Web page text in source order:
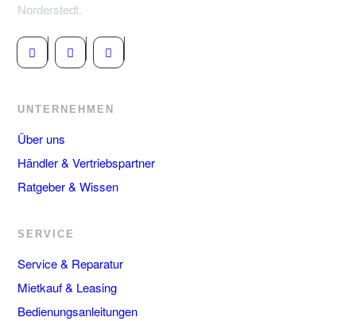
Norderstedt.
UNTERNEHMEN
Über uns
Händler & Vertriebspartner
Ratgeber & Wissen
SERVICE
Service & Reparatur
Mietkauf & Leasing
Bedienungsanleitungen